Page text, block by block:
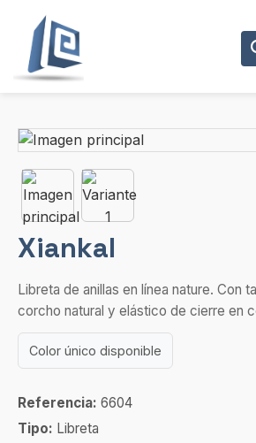
Xiankal
Libreta de anillas en línea nature. Con
corcho natural y elástico de cierre en
Color único disponible
Referencia: 6604
Tipo: Libreta